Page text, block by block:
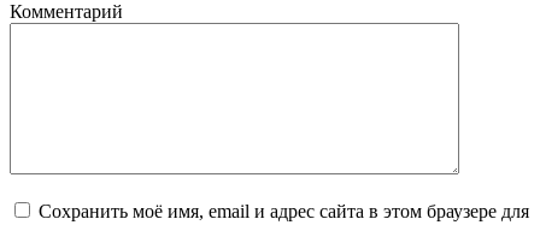
Комментарий
Сохранить моё имя, email и адрес сайта в этом браузере для